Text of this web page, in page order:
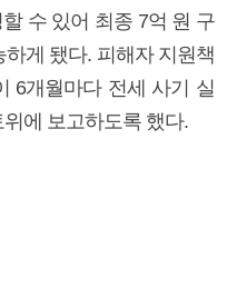
수 있어 최종 7억 원 구
게 됐다. 피해자 지원책
6개월마다 전세 사기 실
에 보고하도록 했다.